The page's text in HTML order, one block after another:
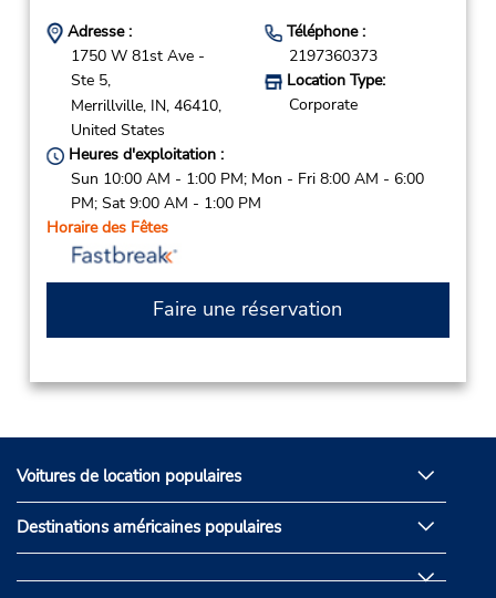
Adresse :
1750 W 81st Ave -
Ste 5,
Merrillville, IN, 46410,
United States
Téléphone :
2197360373
Location Type:
Corporate
Heures d'exploitation :
Sun 10:00 AM - 1:00 PM; Mon - Fri 8:00 AM - 6:00
PM; Sat 9:00 AM - 1:00 PM
Horaire des Fêtes
Faire une réservation
Voitures de location populaires
Destinations américaines populaires